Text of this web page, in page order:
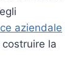
aziendale
la